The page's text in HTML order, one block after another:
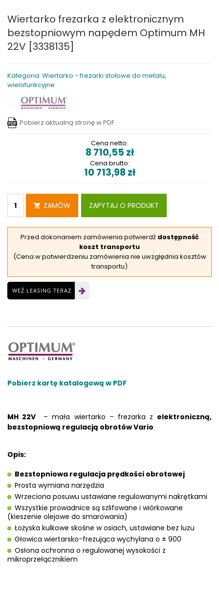
Wiertarko frezarka z elektronicznym
bezstopniowym napędem Optimum MH
22V [3338135]
Kategoria: Wiertarko - frezarki stołowe do metalu,
wielofunkcyjne
Pobierz aktualną stronę w PDF
Cena netto:
8 710,55 zł
Cena brutto:
10 713,98zł
ZAMÓW ZAPYTAJ O PRODUKT
Przed dokonaniem zamówienia potwierdź dostępność
koszt transportu
(Cena w potwierdzeniu zamówienia nie uwzględnia kosztów
transportu)
WEŹ LEASING TERAZ
Pobierz kartę katalogową w PDF
MH 22V – mała wiertarko – frezarka z elektroniczną,
bezstopniową regulacją obrotów Vario.
Opis:
Bezstopniowa regulacja prędkości obrotowej
Prosta wymiana narzędzia
Wrzeciona posuwu ustawiane regulowanymi nakrętkami
Wszystkie prowadnice są szlifowane i wiórkowane
(kieszenie olejowe do smarowania)
Łożyska kulkowe skośne w osiach, ustawiane bez luzu
Głowica wiertarsko-frezująca wychylana o ± 900
Osłona ochronna o regulowanej wysokości z
mikroprzełącznikiem